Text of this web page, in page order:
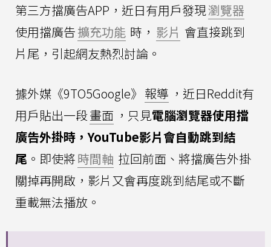
第三方擋廣告APP，近日有用戶發現瀏覽器
使用擋廣告擴充功能 時， 影片 會直接跳到
片尾，引起網友熱烈討論。
據外媒《9TO5Google》 報導 ，近日Reddit有
用戶貼出一段畫面 ，只見電腦瀏覽器使用擋
廣告外掛時，YouTube影片會自動跳到結
尾 。即使將時間軸 拉回前面、將擋廣告外掛
關掉再開啟，影片又會再度跳到結尾或不斷
重載無法播放。